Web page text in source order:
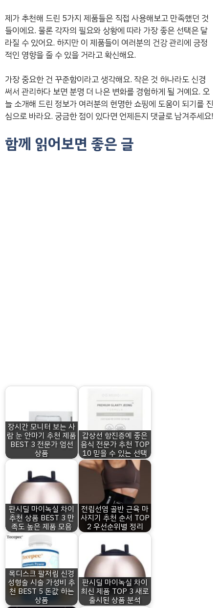
제가 추천해 드린 5가지 제품들은 직접 사용해보고 만족했던 것
들이에요. 물론 각자의 필요와 상황에 따라 가장 좋은 선택은 달
라질 수 있어요. 하지만 이 제품들이 여러분의 건강 관리에 긍정
적인 영향을 줄 수 있을 거라고 확신해요.
가장 중요한 건 꾸준함이라고 생각해요. 작은 것 하나라도 신경
써서 관리하다 보면 분명 더 나은 변화를 경험하게 될 거예요. 오
늘 소개해 드린 정보가 여러분의 현명한 쇼핑에 도움이 되기를 진
심으로 바라요. 궁금한 점이 있다면 언제든지 댓글로 남겨주세요!
함께 읽어보면 좋은 글
장시간 모니터 보는 사
람 눈 안마기 추천 제품
BEST 3 전문가 엄선
상품
갑상선 항진증에 좋은
음식 전문가 추천 TOP
10 믿을 수 있는 선택
판시딜 마이녹실 차이
추천 상품 BEST 3 만
족도 높은 제품 모음
전립선염 골반 근육 마
사지기 추천 순서 TOP
2 우선순위별 정리
목디스크 팔저림 신경
성형술 시술 가성비 추
천 BEST 5 돈값 하는
상품
판시딜 마이녹실 차이
최신 제품 TOP 3 새로
출시된 상품 분석